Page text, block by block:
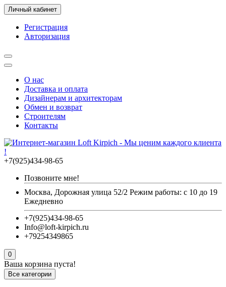
Личный кабинет
Регистрация
Авторизация
О нас
Доставка и оплата
Дизайнерам и архитекторам
Обмен и возврат
Строителям
Контакты
+7(925)434-98-65
Позвоните мне!
Москва, Дорожная улица 52/2 Режим работы: с 10 до 19
Ежедневно
+7(925)434-98-65
Info@loft-kirpich.ru
+79254349865
0
Ваша корзина пуста!
Все категории